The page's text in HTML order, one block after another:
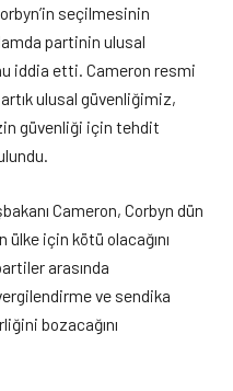
seçilmesinin
partinin ulusal
iddia etti. Cameron resmi
ulusal güvenliğimiz,
güvenliği için tehdit
Cameron, Corbyn dün
için kötü olacağını
arasında
ve sendika
bozacağını